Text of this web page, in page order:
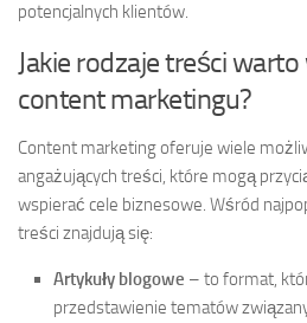
potencjalnych klientów.
Jakie rodzaje treści
content marketingu?
Content marketing oferuje wiele
angażujących treści, które mogą
wspierać cele biznesowe. Wśród
treści znajdują się:
Artykuły blogowe – to format,
przedstawienie tematów